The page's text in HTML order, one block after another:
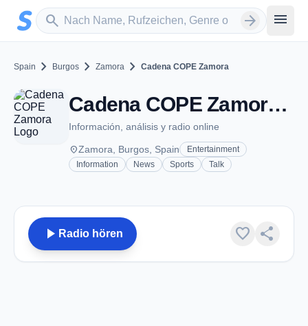
Zum Hauptinhalt springen
search
Sender suchen arrow_forward menu
Spain chevron_right Burgos chevron_right Zamora chevron_right Cadena COPE Zamora
Cadena COPE Zamora - FM 94.9 - Zamora
Información, análisis y radio online
placeZamora, Burgos, Spain
Entertainment
Information
News Sports Talk
play_arrow Radio hören favorite share